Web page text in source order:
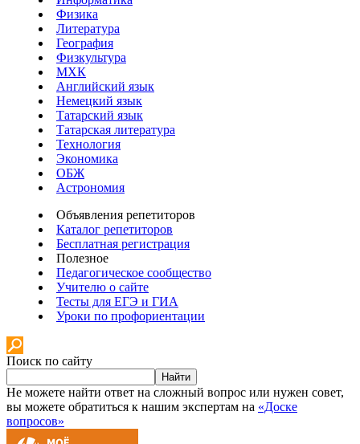
Физика
Литература
География
Физкультура
МХК
Английский язык
Немецкий язык
Татарский язык
Татарская литература
Технология
Экономика
ОБЖ
Астрономия
Объявления репетиторов
Каталог репетиторов
Бесплатная регистрация
Полезное
Педагогическое сообщество
Учителю о сайте
Тесты для ЕГЭ и ГИА
Уроки по профориентации
Поиск по сайту
Найти
Не можете найти ответ на сложный вопрос или нужен совет,
вы можете обратиться к нашим экспертам на «Доске
вопросов»